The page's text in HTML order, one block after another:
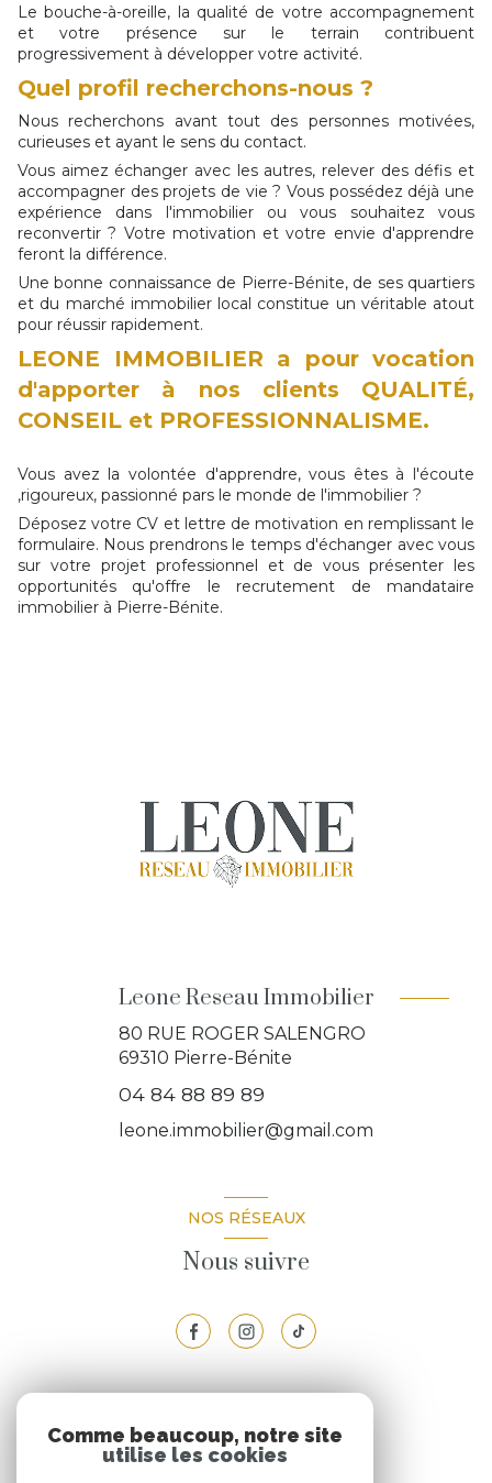
Le bouche-à-oreille, la qualité de votre accompagnement
et votre présence sur le terrain contribuent
progressivement à développer votre activité.
Quel profil recherchons-nous ?
Nous recherchons avant tout des personnes motivées,
curieuses et ayant le sens du contact.
Vous aimez échanger avec les autres, relever des défis et
accompagner des projets de vie ? Vous possédez déjà une
expérience dans l'immobilier ou vous souhaitez vous
reconvertir ? Votre motivation et votre envie d'apprendre
feront la différence.
Une bonne connaissance de Pierre-Bénite, de ses quartiers
et du marché immobilier local constitue un véritable atout
pour réussir rapidement.
LEONE IMMOBILIER a pour vocation
d'apporter à nos clients QUALITÉ,
CONSEIL et PROFESSIONNALISME.
Vous avez la volontée d'apprendre, vous êtes à l'écoute
,rigoureux, passionné pars le monde de l'immobilier ?
Déposez votre CV et lettre de motivation en remplissant le
formulaire. Nous prendrons le temps d'échanger avec vous
sur votre projet professionnel et de vous présenter les
opportunités qu'offre le recrutement de mandataire
immobilier à Pierre-Bénite.
Leone Reseau Immobilier
80 RUE ROGER SALENGRO
69310 Pierre-Bénite
04 84 88 89 89
leone.immobilier@gmail.com
NOS RÉSEAUX
Nous suivre
Espace propriétaire
Comme beaucoup, notre site
utilise les cookies